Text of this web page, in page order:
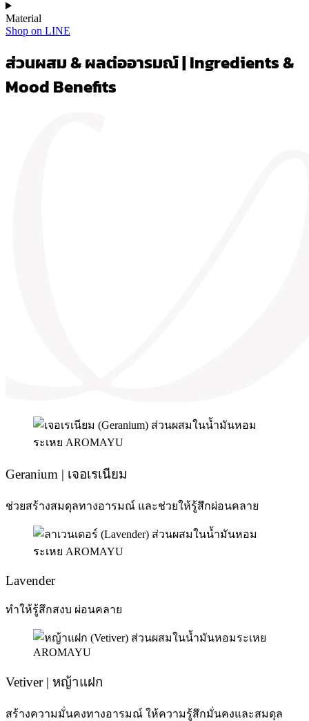
Material
Shop on LINE
ส่วนผสม & ผลต่ออารมณ์ | Ingredients &
Mood Benefits
Geranium | เจอเรเนียม
ช่วยสร้างสมดุลทางอารมณ์ และช่วยให้รู้สึกผ่อนคลาย
Lavender
ทำให้รู้สึกสงบ ผ่อนคลาย
Vetiver | หญ้าแฝก
สร้างความมั่นคงทางอารมณ์ ให้ความรู้สึกมั่นคงและสมดุล